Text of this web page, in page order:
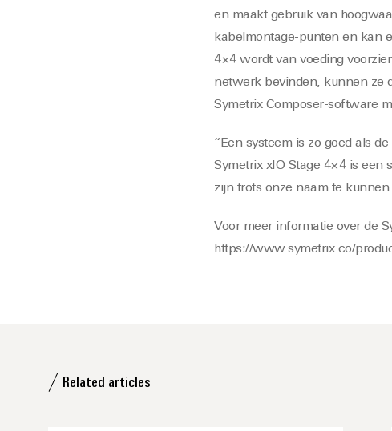
en maakt gebruik van
kabelmontage-punten en kan
4×4 wordt van voeding
netwerk bevinden, kunnen ze
Symetrix Composer-software
“Een systeem is zo goed als
Symetrix xIO Stage 4×4 is een
zijn trots onze naam te
Voor meer informatie over de
https://www.symetrix.co/
Related articles